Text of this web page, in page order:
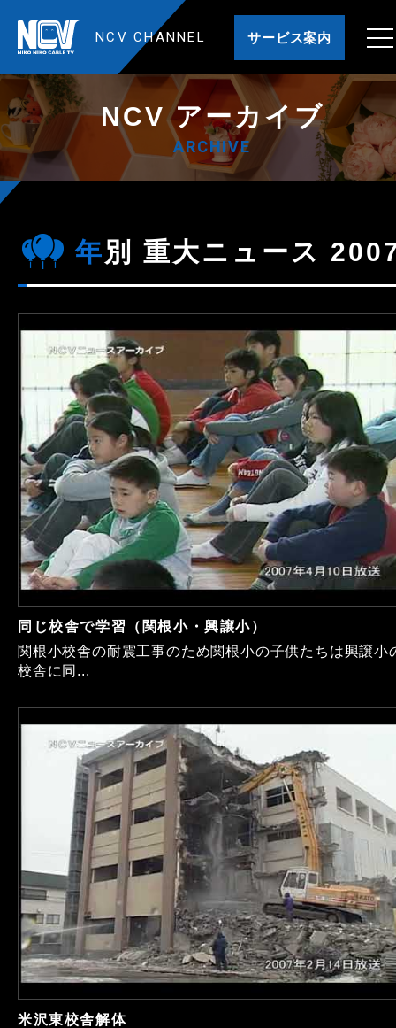
NCV CHANNEL サービス案内
NCV アーカイブ
ARCHIVE
年別 重大ニュース
同じ校舎で学習（関根小・興譲小）
関根小校舎の耐震工事のため関根小の子供たちは興譲小
校舎に同...
米沢東校舎解体